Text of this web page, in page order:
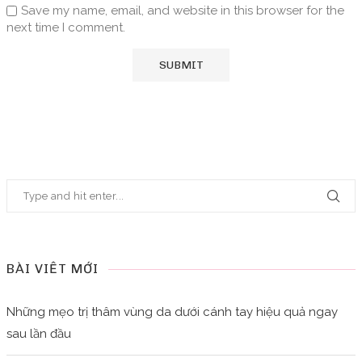
Save my name, email, and website in this browser for the
next time I comment.
BÀI VIẾT MỚI
Những mẹo trị thâm vùng da dưới cánh tay hiệu quả ngay
sau lần đầu